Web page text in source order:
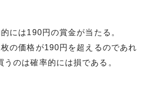
には190円の賞金が当たる。
の価格が190円を超えるのであれ
うのは確率的には損である。